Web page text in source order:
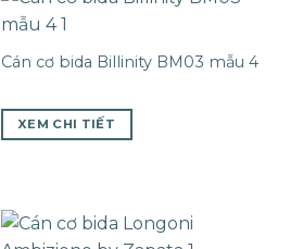
Cán cơ bida Billinity BM03 mẫu 4
XEM CHI TIẾT